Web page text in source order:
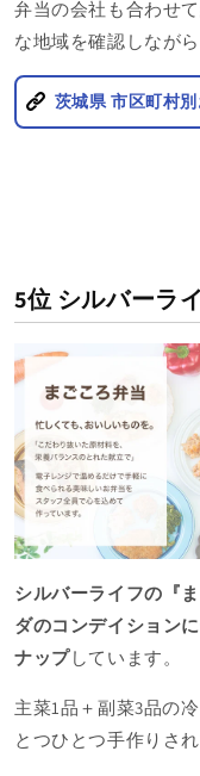
弁当の会社も合わせ
な地域を確認しなが
茨城県 市区町村
5位 シルバーラ
シルバーライフの『
ダのコンデイション
ナップしています。
主菜1品＋副菜3品の
とつひとつ手作りされ